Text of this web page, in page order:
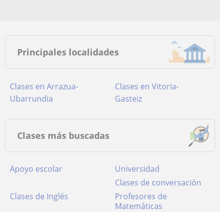
Principales localidades
Clases en Arrazua-
Ubarrundia
Clases en Vitoria-
Gasteiz
Clases más buscadas
Apoyo escolar
Universidad
Clases de conversación
Clases de Inglés
Profesores de
Matemáticas